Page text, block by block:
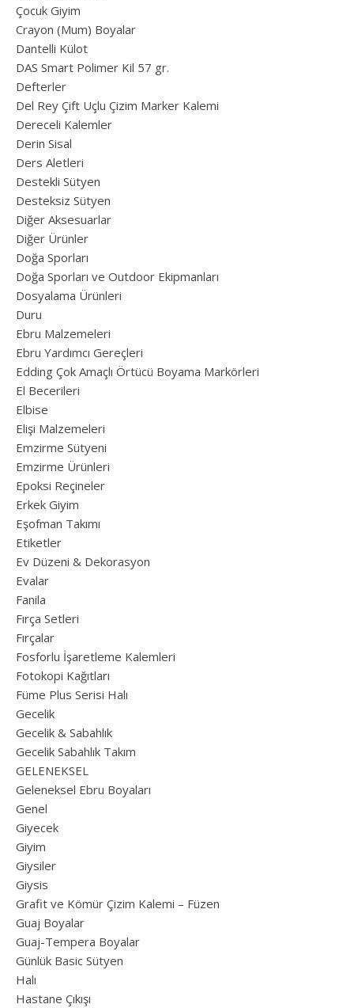
Çocuk Giyim
Crayon (Mum) Boyalar
Dantelli Külot
DAS Smart Polimer Kil 57 gr.
Defterler
Del Rey Çift Uçlu Çizim Marker Kalemi
Dereceli Kalemler
Derin Sisal
Ders Aletleri
Destekli Sütyen
Desteksiz Sütyen
Diğer Aksesuarlar
Diğer Ürünler
Doğa Sporları
Doğa Sporları ve Outdoor Ekipmanları
Dosyalama Ürünleri
Duru
Ebru Malzemeleri
Ebru Yardımcı Gereçleri
Edding Çok Amaçlı Örtücü Boyama Markörleri
El Becerileri
Elbise
Elişi Malzemeleri
Emzirme Sütyeni
Emzirme Ürünleri
Epoksi Reçineler
Erkek Giyim
Eşofman Takımı
Etiketler
Ev Düzeni & Dekorasyon
Evalar
Fanila
Fırça Setleri
Fırçalar
Fosforlu İşaretleme Kalemleri
Fotokopi Kağıtları
Füme Plus Serisi Halı
Gecelik
Gecelik & Sabahlık
Gecelik Sabahlık Takım
GELENEKSEL
Geleneksel Ebru Boyaları
Genel
Giyecek
Giyim
Giysiler
Giysis
Grafit ve Kömür Çizim Kalemi – Füzen
Guaj Boyalar
Guaj-Tempera Boyalar
Günlük Basic Sütyen
Halı
Hastane Çıkışı